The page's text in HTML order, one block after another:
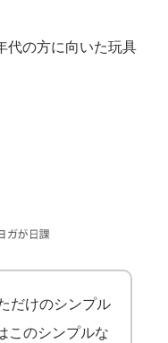
代の方に向いた玩具
だけのシンプル
このシンプルな